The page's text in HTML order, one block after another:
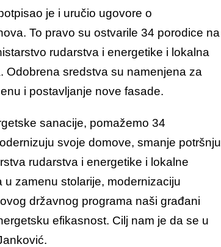
je i uručio ugovore o
To pravo su ostvarile 34 porodice na
rudarstva i energetike i lokalna
Odobrena sredstva su namenjena za
i postavljanje nove fasade.
sanacije, pomažemo 34
svoje domove, smanje potršnju
rudarstva i energetike i lokalne
zamenu stolarije, modernizaciju
državnog programa naši građani
efikasnost. Cilj nam je da se u